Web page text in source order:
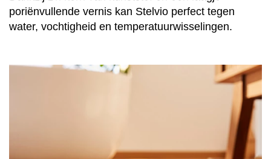
poriënvullende vernis kan Stelvio perfect tegen
water, vochtigheid en temperatuurwisselingen.